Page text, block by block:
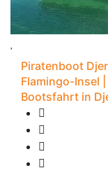
Piratenboot
Flamingo-Insel
Bootsfahrt in